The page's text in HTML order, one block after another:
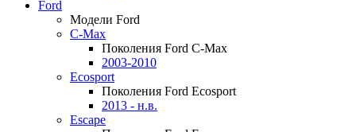
Ford
Модели Ford
C-Max
Поколения Ford C-Max
2003-2010
Ecosport
Поколения Ford Ecosport
2013 - н.в.
Escape